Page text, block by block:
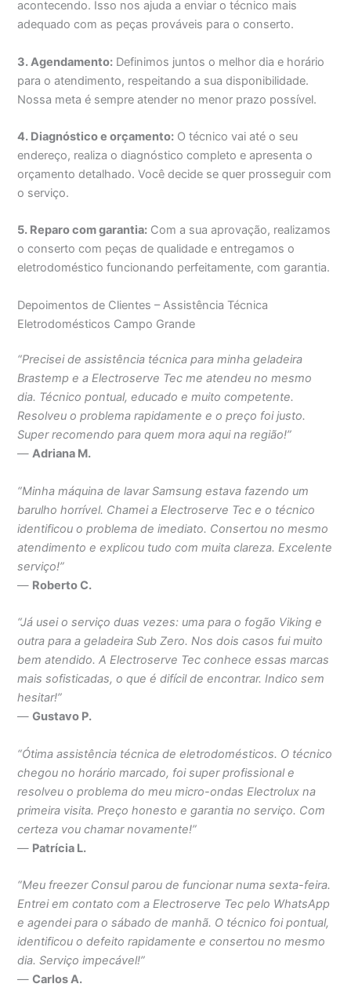
acontecendo. Isso nos ajuda a enviar o técnico mais
adequado com as peças prováveis para o conserto.
3. Agendamento: Definimos juntos o melhor dia e horário
para o atendimento, respeitando a sua disponibilidade.
Nossa meta é sempre atender no menor prazo possível.
4. Diagnóstico e orçamento: O técnico vai até o seu
endereço, realiza o diagnóstico completo e apresenta o
orçamento detalhado. Você decide se quer prosseguir com
o serviço.
5. Reparo com garantia: Com a sua aprovação, realizamos
o conserto com peças de qualidade e entregamos o
eletrodoméstico funcionando perfeitamente, com garantia.
Depoimentos de Clientes – Assistência Técnica
Eletrodomésticos Campo Grande
“Precisei de assistência técnica para minha geladeira
Brastemp e a Electroserve Tec me atendeu no mesmo
dia. Técnico pontual, educado e muito competente.
Resolveu o problema rapidamente e o preço foi justo.
Super recomendo para quem mora aqui na região!”
—Adriana M.
“Minha máquina de lavar Samsung estava fazendo um
barulho horrível. Chamei a Electroserve Tec e o técnico
identificou o problema de imediato. Consertou no mesmo
atendimento e explicou tudo com muita clareza. Excelente
serviço!”
— Roberto C.
“Já usei o serviço duas vezes: uma para o fogão Viking e
outra para a geladeira Sub Zero. Nos dois casos fui muito
bem atendido. A Electroserve Tec conhece essas marcas
mais sofisticadas, o que é difícil de encontrar. Indico sem
hesitar!”
—Gustavo P.
“Ótima assistência técnica de eletrodomésticos. O técnico
chegou no horário marcado, foi super profissional e
resolveu o problema do meu micro-ondas Electrolux na
primeira visita. Preço honesto e garantia no serviço. Com
certeza vou chamar novamente!”
— Patrícia L.
“Meu freezer Consul parou de funcionar numa sexta-feira.
Entrei em contato com a Electroserve Tec pelo WhatsApp
e agendei para o sábado de manhã. O técnico foi pontual,
identificou o defeito rapidamente e consertou no mesmo
dia. Serviço impecável!”
—Carlos A.